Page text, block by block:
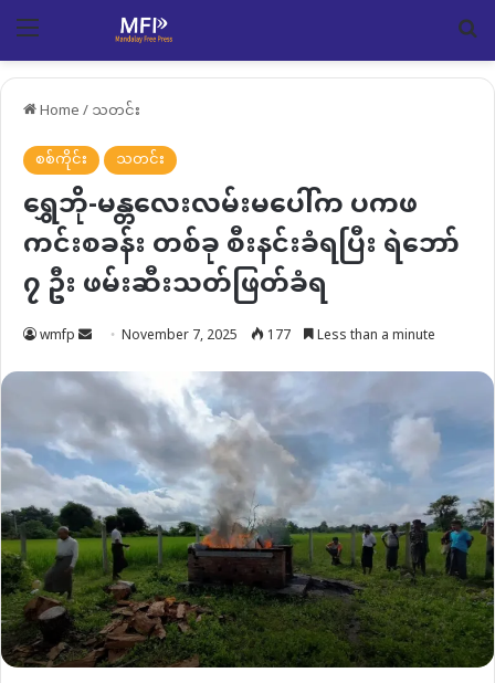
Menu
Home/သတင်း
စစ်ကိုင်း
သတင်း
ရွှေဘို-မန္တလေးလမ်းမပေါ်က ပကဖ
ကင်းစခန်း တစ်ခု စီးနင်းခံရပြီး ရဲဘော်
၇ ဦး ဖမ်းဆီးသတ်ဖြတ်ခံရ
wmfp Send
email
November 7, 2025 177 Less than a minute